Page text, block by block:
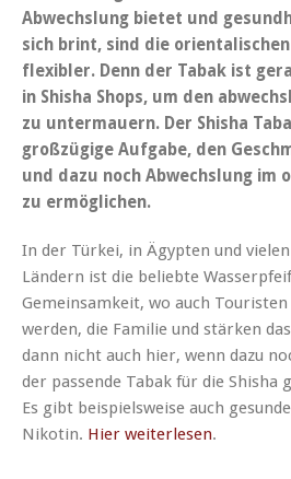
Abwechslung bietet und
sich brint, sind die orientalischen
flexibler. Denn der Tabak ist
in Shisha Shops, um den
zu untermauern. Der Shisha
großzügige Aufgabe, den
und dazu noch Abwechslung im
zu ermöglichen.
In der Türkei, in Ägypten und
Ländern ist die beliebte
Gemeinsamkeit, wo auch
werden, die Familie und stärken
dann nicht auch hier, wenn dazu
der passende Tabak für die Shisha
Es gibt beispielsweise auch
Nikotin. Hier weiterlesen.